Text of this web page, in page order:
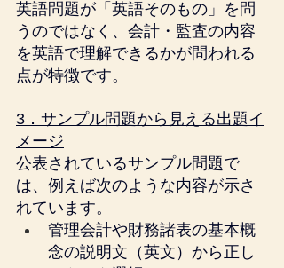
英語問題が「英語そのもの」を問
うのではなく、会計・監査の内容
を英語で理解できるかが問われる
点が特徴です。
3．サンプル問題から見える出題イ
メージ
公表されているサンプル問題で
は、例えば次のような内容が示さ
れています。
管理会計や財務諸表の基本概
念の説明文（英文）から正し